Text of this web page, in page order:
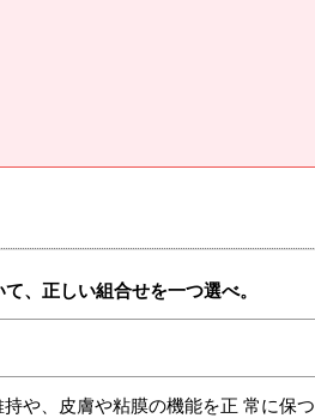
、正しい組合せを一つ選べ。
や、皮膚や粘膜の機能を正 常に保つ